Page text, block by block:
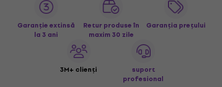
Garanție extinsă
la 3 ani
Retur produse în
maxim 30 zile
Garanția prețului
3M+ clienți
suport
profesional